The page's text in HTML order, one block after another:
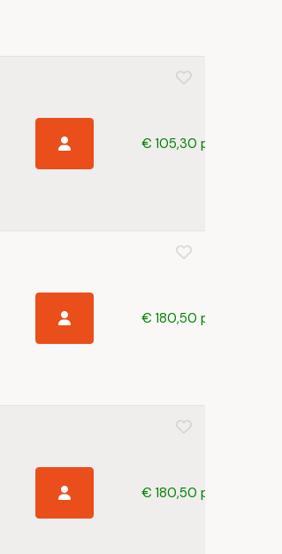
€ 105,30 p/s
€ 180,50 p/s
€ 180,50 p/s